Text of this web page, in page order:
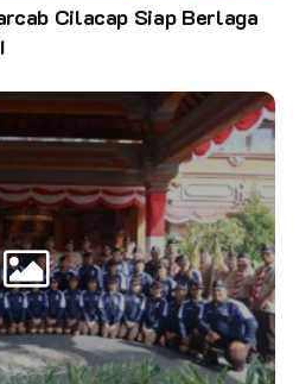
Cilacap Siap Berlaga